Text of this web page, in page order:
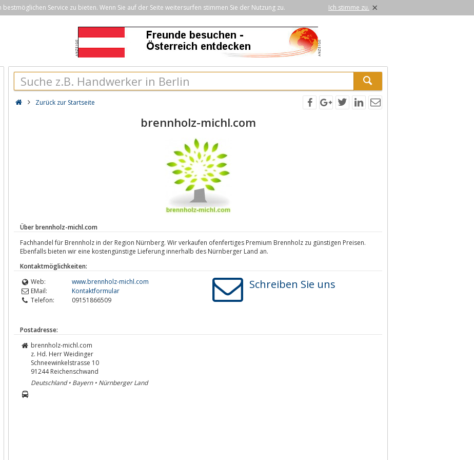
Service zu bieten. Wenn Sie auf der Seite weitersurfen stimmen Sie der Nutzung zu. Ich stimme zu. ×
Zurück zur Startseite
brennholz-michl.com
Über brennholz-michl.com
Fachhandel für Brennholz in der Region Nürnberg. Wir verkaufen ofenfertiges Premium Brennholz zu günstigen Preisen.
Ebenfalls bieten wir eine kostengünstige Lieferung innerhalb des Nürnberger Land an.
Kontaktmöglichkeiten:
Web:
www.brennholz-michl.com
EMail:
Kontaktformular
Telefon:
09151866509
Schreiben Sie uns
Postadresse:
brennholz-michl.com
z. Hd. Herr Weidinger
Schneewinkelstrasse 10
91244 Reichenschwand
Deutschland • Bayern • Nürnberger Land